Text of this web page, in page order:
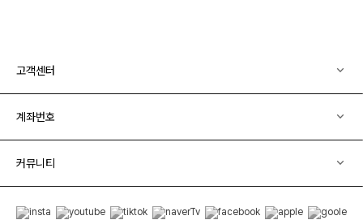
고객센터
계좌번호
커뮤니티